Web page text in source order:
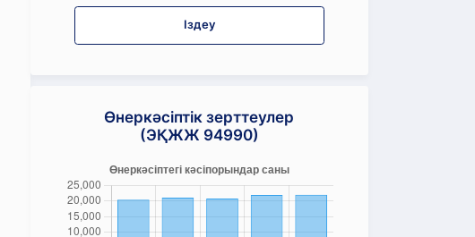
Іздеу
Өнеркәсіптік зерттеулер
(ЭҚЖЖ 94990)